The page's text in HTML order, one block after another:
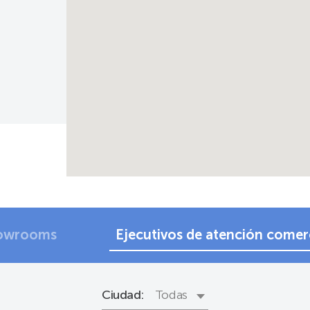
Ejecutivos de atención
Ciudad: